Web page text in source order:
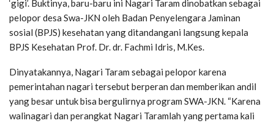
‘gigi’. Buktinya, baru-baru ini Nagari Taram dinobatkan sebagai
pelopor desa Swa-JKN oleh Badan Penyelengara Jaminan
sosial (BPJS) kesehatan yang ditandangani langsung kepala
BPJS Kesehatan Prof. Dr. dr. Fachmi Idris, M.Kes.
Dinyatakannya, Nagari Taram sebagai pelopor karena
pemerintahan nagari tersebut berperan dan memberikan andil
yang besar untuk bisa bergulirnya program SWA-JKN. “Karena
walinagari dan perangkat Nagari Taramlah yang pertama kali